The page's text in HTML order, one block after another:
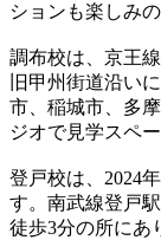
ションも楽しみの
調布校は、京王
旧甲州街道沿い
市、稲城市、多
ジオで見学スペ
登戸校は、2024
す。南武線登戸
徒歩3分の所にあ